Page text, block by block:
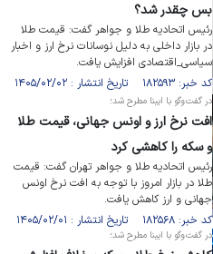
بس چقدر شد؟
رئیس اتحادیه طلا و جواهر گفت: قیمت طلا
در بازار داخلی به دلیل نوسانات نرخ ارز و اخبار
سیاسی_اقتصادی افزایش یافت.
کد خبر: ۱۸۲۵۹۳ تاریخ انتشار : ۱۴۰۵/۰۲/۰۲
در گفت‌وگو با ایبنا مطرح شد؛
افت نرخ ارز و اونس جهانی، قیمت طلا
و سکه را کاهشی کرد
رئیس اتحادیه طلا و جواهر تهران گفت: قیمت
طلا در بازار امروز با توجه به افت نرخ اونس
جهانی و ارز کاهش یافت.
کد خبر: ۱۸۲۵۶۸ تاریخ انتشار : ۱۴۰۵/۰۲/۰۱
در گفت‌و‌گو با ایبنا مطرح شد؛